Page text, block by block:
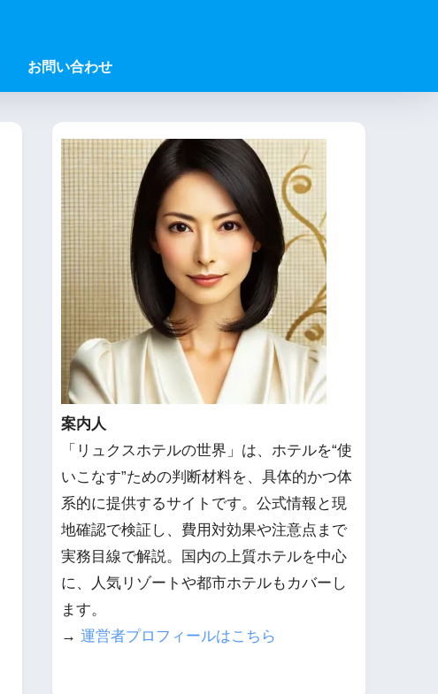
お問い合わせ
案内人
「リュクスホテルの世界」は、ホテルを“使
いこなす”ための判断材料を、具体的かつ体
系的に提供するサイトです。公式情報と現
地確認で検証し、費用対効果や注意点まで
実務目線で解説。国内の上質ホテルを中心
に、人気リゾートや都市ホテルもカバーし
ます。
→ 運営者プロフィールはこちら